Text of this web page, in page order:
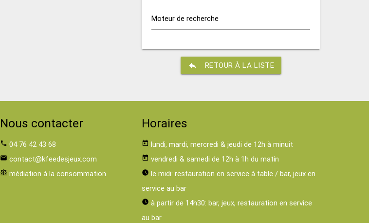
Moteur de recherche
reply RETOUR À LA LISTE
Nous contacter
phone 04 76 42 43 68
email contact@kfeedesjeux.com
balance médiation à la consommation
Horaires
today lundi, mardi, mercredi & jeudi de 12h à minuit
today vendredi & samedi de 12h à 1h du matin
watch_later le midi: restauration en service à table / bar, jeux en
service au bar
watch_later à partir de 14h30: bar, jeux, restauration en service
au bar